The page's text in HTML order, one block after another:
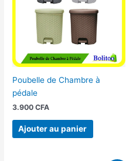
Poubelle de Chambre à
pédale
3.900CFA
Ajouter au panier